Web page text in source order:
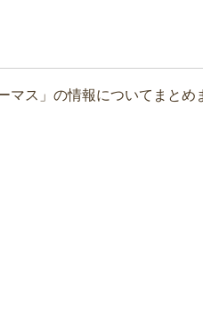
マス」の情報についてまとめ